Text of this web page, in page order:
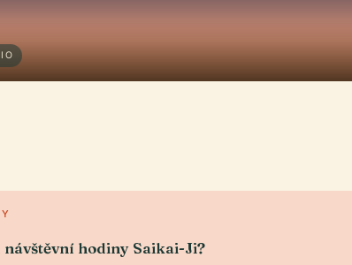
návštěvní hodiny Saikai-Ji?